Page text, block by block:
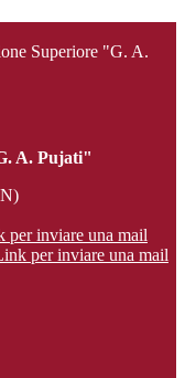
Superiore "G. A.
A. Pujati"
per inviare una mail
per inviare una mail